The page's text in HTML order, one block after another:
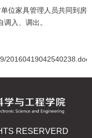
位家具管理人员共同到房
调入、调出。
20160419042540238.doc
RESERVERD